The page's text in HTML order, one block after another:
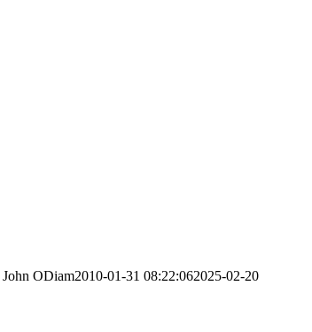
John ODiam2010-01-31 08:22:062025-02-20